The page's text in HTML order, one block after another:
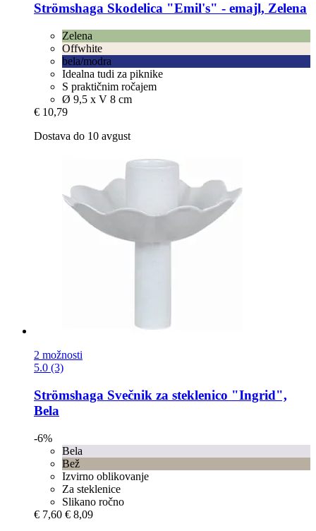
Strömshaga Skodelica "Emil's" -​ emajl, Zelena
Zelena
Offwhite
bela/modra
Idealna tudi za piknike
S praktičnim ročajem
Ø 9,5 x V 8 cm
€ 10,79
Dostava do 10 avgust
2 možnosti
5.0 (3)
Strömshaga Svečnik za steklenico "Ingrid",
Bela
-6%
Bela
Bež
Izvirno oblikovanje
Za steklenice
Slikano ročno
€ 7,60 € 8,09